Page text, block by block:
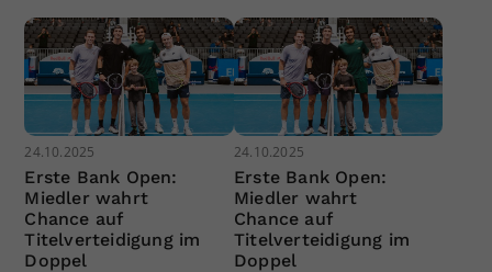
24.10.2025
Erste Bank Open:
Miedler wahrt
Chance auf
Titelverteidigung im
Doppel
24.10.2025
Erste Bank Open:
Miedler wahrt
Chance auf
Titelverteidigung im
Doppel